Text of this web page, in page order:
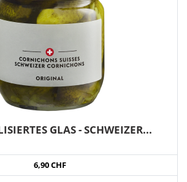
GLAS - SCHWEIZER...
6,90 CHF